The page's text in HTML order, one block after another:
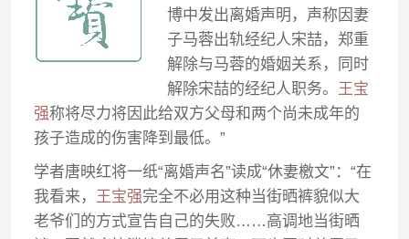
博中发出离婚声明，声称因妻
子马蓉出轨经纪人宋喆，郑重
解除与马蓉的婚姻关系，同时
解除宋喆的经纪人职务。 王宝
强称将尽力将因此给双方父母和两个尚未成年的
孩子造成的伤害降到最低。”
学者唐映红将一纸“离婚声名”读成“休妻檄文”：“在
我看来， 王宝强完全不必用这种当街晒裤貌似大
老爷们的方式宣告自己的失败……高调地当街晒